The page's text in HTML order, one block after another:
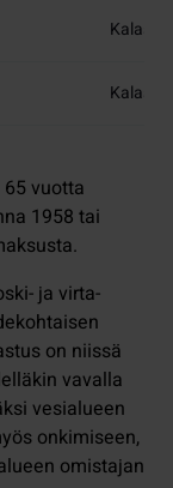
vuotta
1958 tai
ja virta-
on niissä
vavalla
vesialueen
onkimiseen,
omistajan